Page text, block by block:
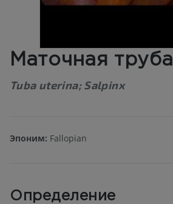
Маточная труба
Tuba uterina; Salpinx
Эпоним: Fallopian
Определение